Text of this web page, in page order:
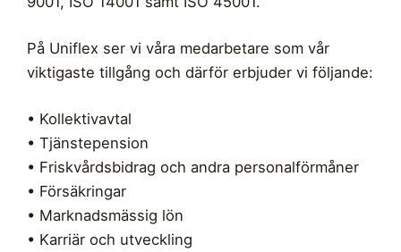
På Uniflex ser vi våra medarbetare som vår
viktigaste tillgång och därför erbjuder vi följande:
• Kollektivavtal
• Tjänstepension
• Friskvårdsbidrag och andra personalförmåner
• Försäkringar
• Marknadsmässig lön
• Karriär och utveckling